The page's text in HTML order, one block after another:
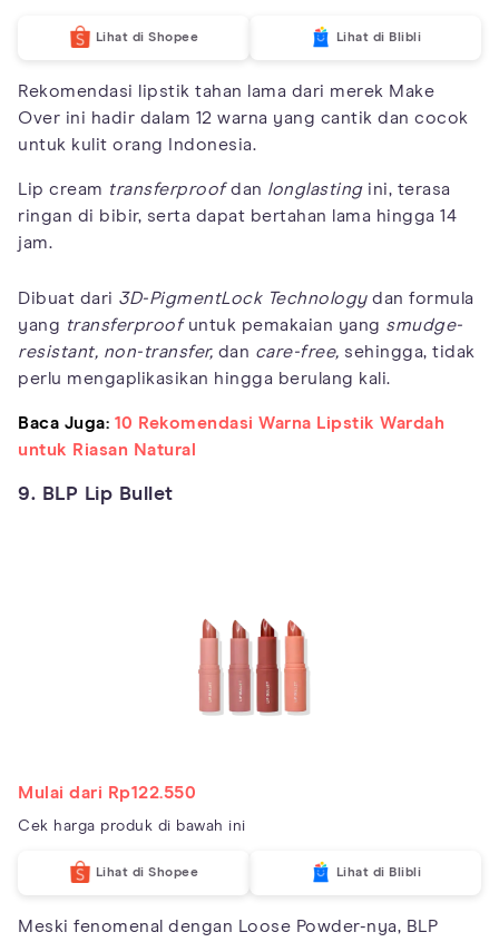
Lihat di Shopee Lihat di Blibli
Rekomendasi lipstik tahan lama dari merek Make
Over ini hadir dalam 12 warna yang cantik dan cocok
untuk kulit orang Indonesia.
Lip cream transferproofdan longlastingini, terasa
ringan di bibir, serta dapat bertahan lama hingga 14
jam.
Dibuat dari 3D-PigmentLock Technologydan formula
yang transferproofuntuk pemakaian yang smudge-
resistant, non-transfer, dan care-free, sehingga, tidak
perlu mengaplikasikan hingga berulang kali.
Baca Juga: 10 Rekomendasi Warna Lipstik Wardah
untuk Riasan Natural
9. BLP Lip Bullet
Mulai dari Rp122.550
Cek harga produk di bawah ini
Lihat di Shopee Lihat di Blibli
Meski fenomenal dengan Loose Powder-nya, BLP